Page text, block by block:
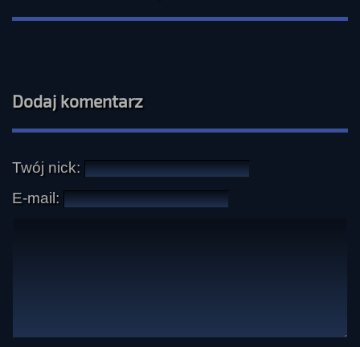
Dodaj komentarz
Twój nick:
E-mail: